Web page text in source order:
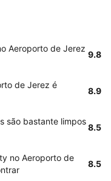
Aeroporto de Jerez
9.8
de Jerez é
8.9
são bastante limpos
8.5
no Aeroporto de
8.5